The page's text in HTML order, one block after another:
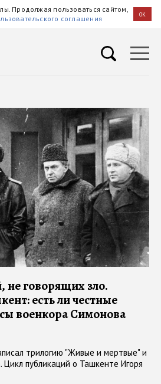
Продолжая пользоваться сайтом,
соглашения OK
говорящих зло.
есть ли честные
военкора Симонова
трилогию "Живые и мертвые" и
Цикл публикаций о Ташкенте Игоря